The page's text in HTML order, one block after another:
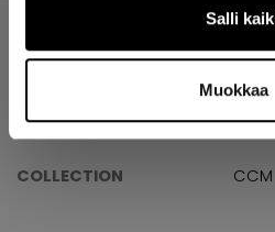
Salli
Muokkaa
TEKNISET TIEDOT
COLLECTION
CCM